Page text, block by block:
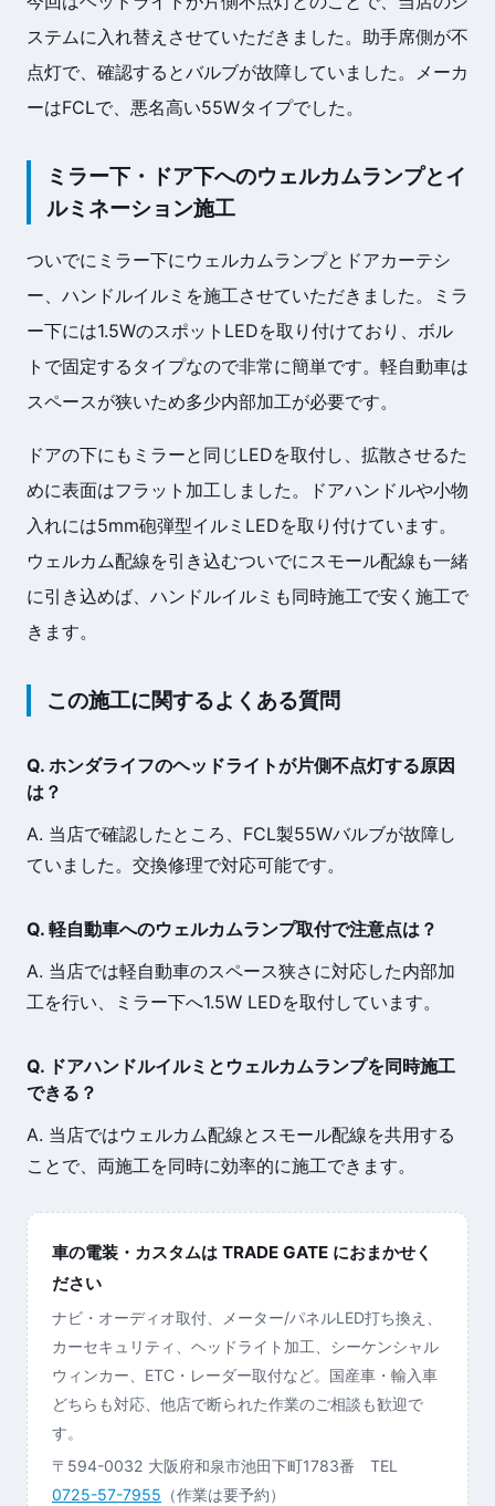
ステムに入れ替えさせていただきました。助手席側が不
点灯で、確認するとバルブが故障していました。メーカ
ーはFCLで、悪名高い55Wタイプでした。
ミラー下・ドア下へのウェルカムランプとイ
ルミネーション施工
ついでにミラー下にウェルカムランプとドアカーテシ
ー、ハンドルイルミを施工させていただきました。ミラ
ー下には1.5WのスポットLEDを取り付けており、ボル
トで固定するタイプなので非常に簡単です。軽自動車は
スペースが狭いため多少内部加工が必要です。
ドアの下にもミラーと同じLEDを取付し、拡散させるた
めに表面はフラット加工しました。ドアハンドルや小物
入れには5mm砲弾型イルミLEDを取り付けています。
ウェルカム配線を引き込むついでにスモール配線も一緒
に引き込めば、ハンドルイルミも同時施工で安く施工で
きます。
この施工に関するよくある質問
Q. ホンダライフのヘッドライトが片側不点灯する原因
は？
A. 当店で確認したところ、FCL製55Wバルブが故障し
ていました。交換修理で対応可能です。
Q. 軽自動車へのウェルカムランプ取付で注意点は？
A. 当店では軽自動車のスペース狭さに対応した内部加
工を行い、ミラー下へ1.5W LEDを取付しています。
Q. ドアハンドルイルミとウェルカムランプを同時施工
できる？
A. 当店ではウェルカム配線とスモール配線を共用する
ことで、両施工を同時に効率的に施工できます。
車の電装・カスタムは TRADE GATE におまかせく
ださい
ナビ・オーディオ取付、メーター/パネルLED打ち換え、
カーセキュリティ、ヘッドライト加工、シーケンシャル
ウィンカー、ETC・レーダー取付など。国産車・輸入車
どちらも対応、他店で断られた作業のご相談も歓迎で
す。
〒594-0032 大阪府和泉市池田下町1783番 TEL
0725-57-7955 （作業は要予約）